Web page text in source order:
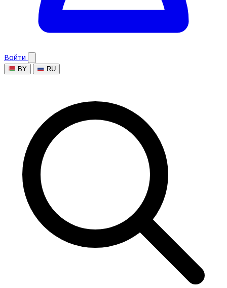
Войти
BY RU